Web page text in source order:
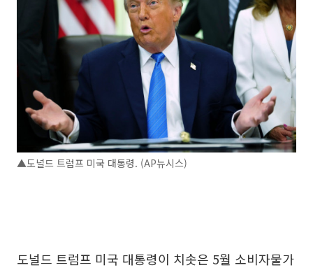
▲도널드 트럼프 미국 대통령. (AP뉴시스)
도널드 트럼프 미국 대통령이 치솟은 5월 소비자물가